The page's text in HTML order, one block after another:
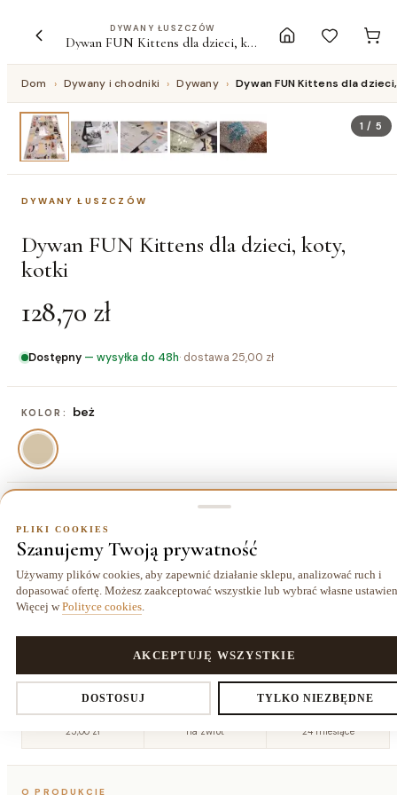
DYWANY ŁUSZCZÓW
Dywan FUN Kittens dla dzieci, koty, kotki
Dom › Dywany i chodniki › Dywany › Dywan FUN Kittens dla
1 /5
DYWANY ŁUSZCZÓW
Dywan FUN Kittens dla dzieci, koty,
kotki
128,70 zł
Dostępny — wysyłka do 48h· dostawa 25,00 zł
KOLOR: beż
80x150 cm
128,70 zł
120x170 cm
227,50 zł
140x190 cm
292,50 zł
388,70 zł
180x270
cm
200x290
cm
cm
cm
Dostawa kurierem
25,00 zł
14 dni
na zwrot
Gwarancja
24 miesiące
O PRODUKCIE
PLIKI COOKIES
Szanujemy Twoją prywatność
Używamy plików cookies, aby zapewnić działanie sklepu, analizować ruch i
dopasować ofertę. Możesz zaakceptować wszystkie lub wybrać własne
Więcej w Polityce cookies
DOSTOSUJ TYLKO NIEZBĘDNE
AKCEPTUJĘ WSZYSTKIE
Ustawienia prywatności